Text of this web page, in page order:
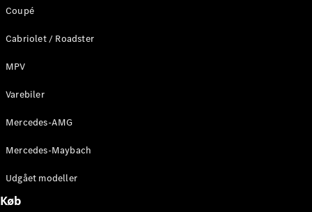
Coupé
Cabriolet / Roadster
MPV
Varebiler
Mercedes-AMG
Mercedes-Maybach
Udgået modeller
Køb